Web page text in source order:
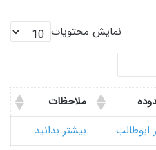
نمایش محتویات
ملاحظات
ابوطالب بیشتر بدانید